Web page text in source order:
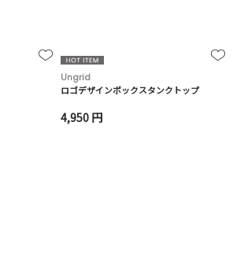
Ungrid
ロゴデザインボックスタンクトップ
4,950 円